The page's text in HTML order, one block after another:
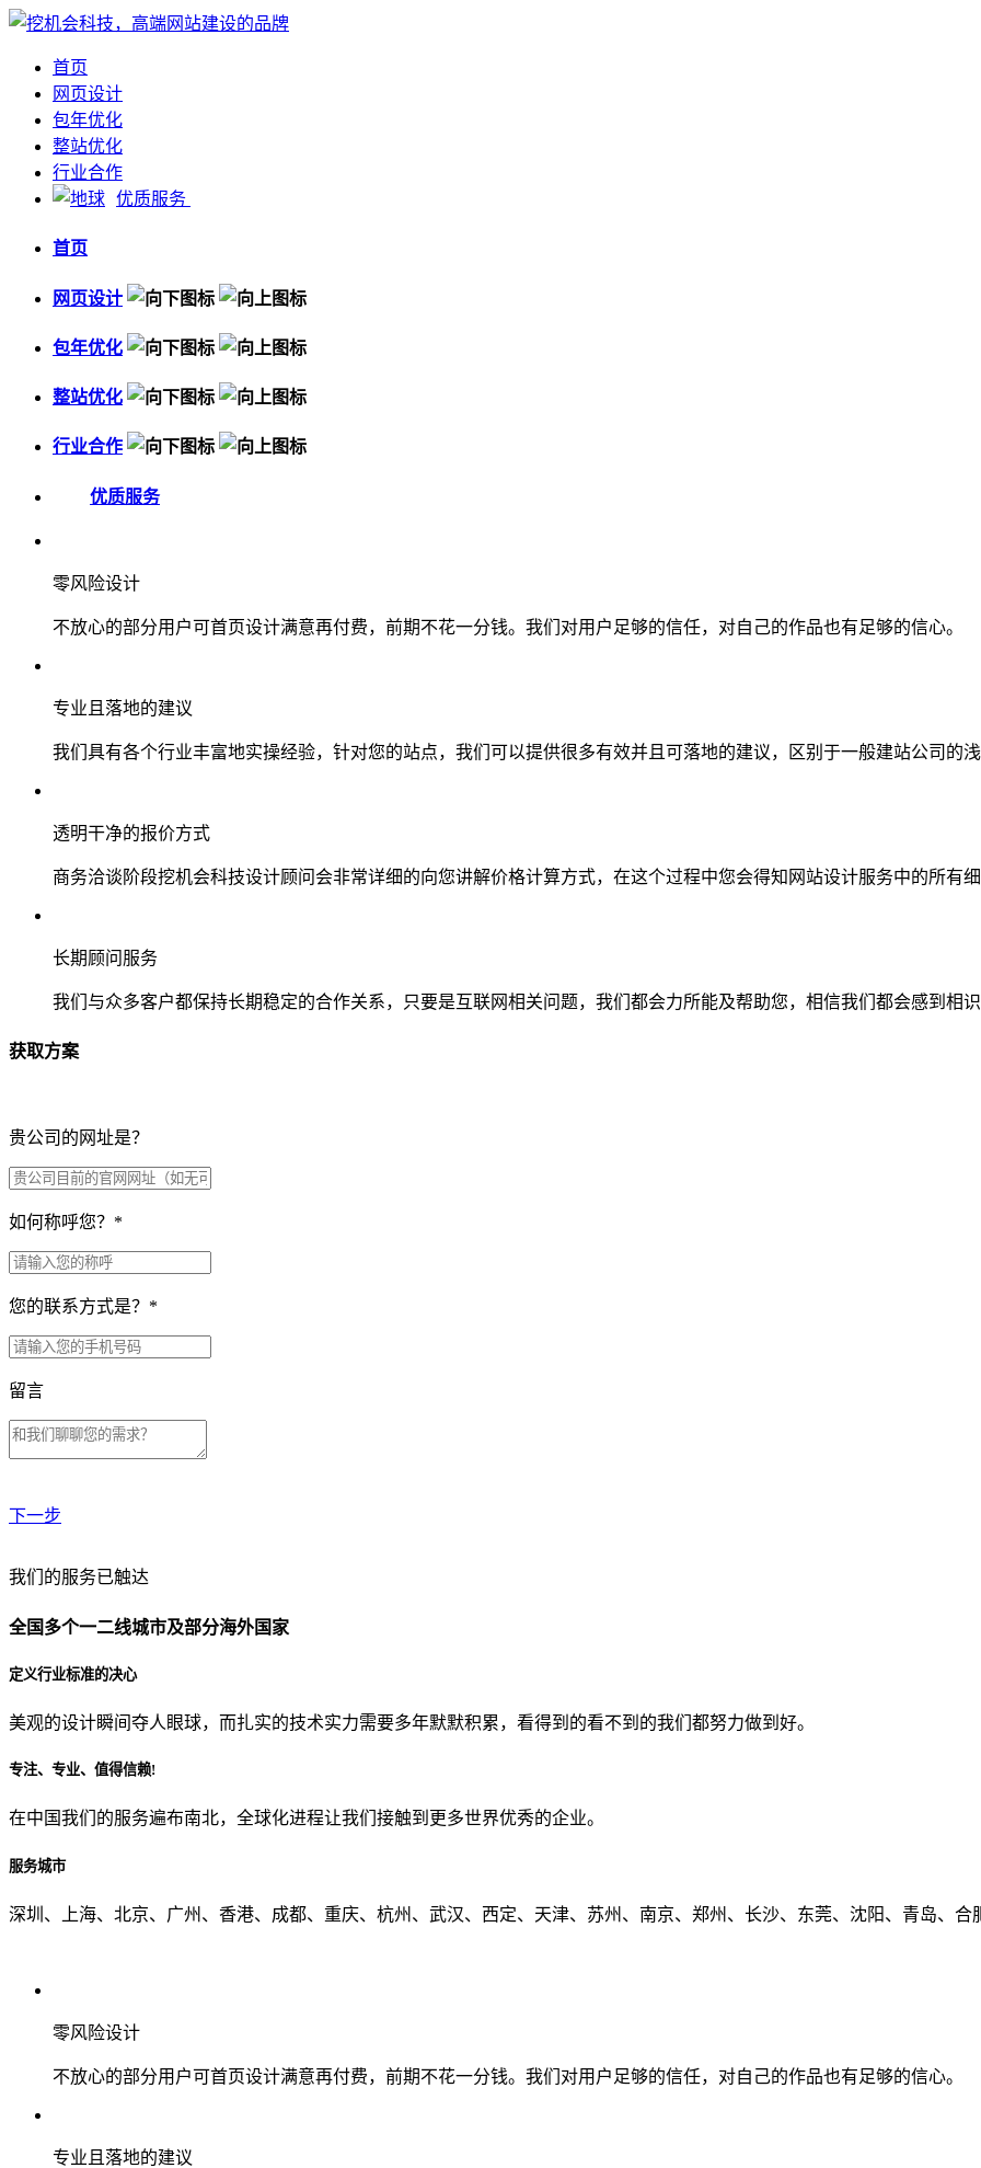
首页
网页设计
包年优化
整站优化
行业合作
优质服务
首页
网页设计
包年优化
整站优化
行业合作
优质服务
零风险设计
不放心的部分用户可首页设计满意再付费，前期不花一分钱。我们对用户足够的信任，对自己的作品也有足够的信心。
专业且落地的建议
我们具有各个行业丰富地实操经验，针对您的站点，我们可以提供很多有效并且可落地的建议，区别于一般建站公司的
透明干净的报价方式
商务洽谈阶段挖机会科技设计顾问会非常详细的向您讲解价格计算方式，在这个过程中您会得知网站设计服务中的所有
长期顾问服务
我们与众多客户都保持长期稳定的合作关系，只要是互联网相关问题，我们都会力所能及帮助您，相信我们都会感到相
获取方案
贵公司的网址是？
如何称呼您？ *
您的联系方式是？ *
留言
下一步
贵公司预算范围是？
贵公司的团队规模是？
从哪里了解到我们？
我们的服务已触达
全国多个一二线城市及部分海外国家
定义行业标准的决心
美观的设计瞬间夺人眼球，而扎实的技术实力需要多年默默积累，看得到的看不到的我们都努力做到好。
专注、专业、值得信赖!
在中国我们的服务遍布南北，全球化进程让我们接触到更多世界优秀的企业。
服务城市
深圳、上海、北京、广州、香港、成都、重庆、杭州、武汉、西定、天津、苏州、南京、郑州、长沙、东莞、沈阳、青岛、合
零风险设计
不放心的部分用户可首页设计满意再付费，前期不花一分钱。我们对用户足够的信任，对自己的作品也有足够的信心。
专业且落地的建议